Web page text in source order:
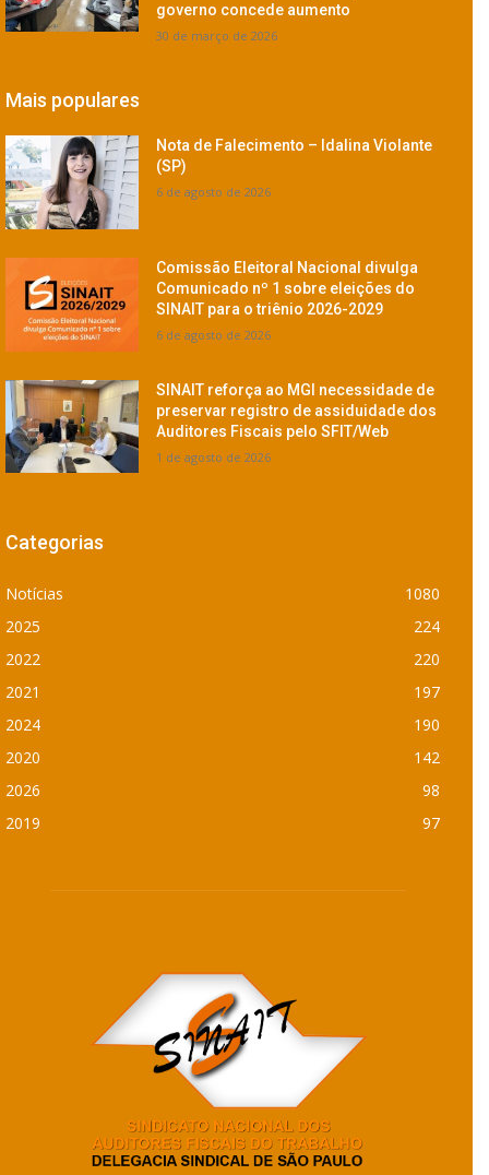
governo concede aumento
30 de março de 2026
Mais populares
Nota de Falecimento – Idalina Violante
(SP)
6 de agosto de 2026
Comissão Eleitoral Nacional divulga
Comunicado nº 1 sobre eleições do
SINAIT para o triênio 2026-2029
6 de agosto de 2026
SINAIT reforça ao MGI necessidade de
preservar registro de assiduidade dos
Auditores Fiscais pelo SFIT/Web
1 de agosto de 2026
Categorias
Notícias
1080
2025
224
2022
220
2021
197
2024
190
2020
142
2026
98
2019
97